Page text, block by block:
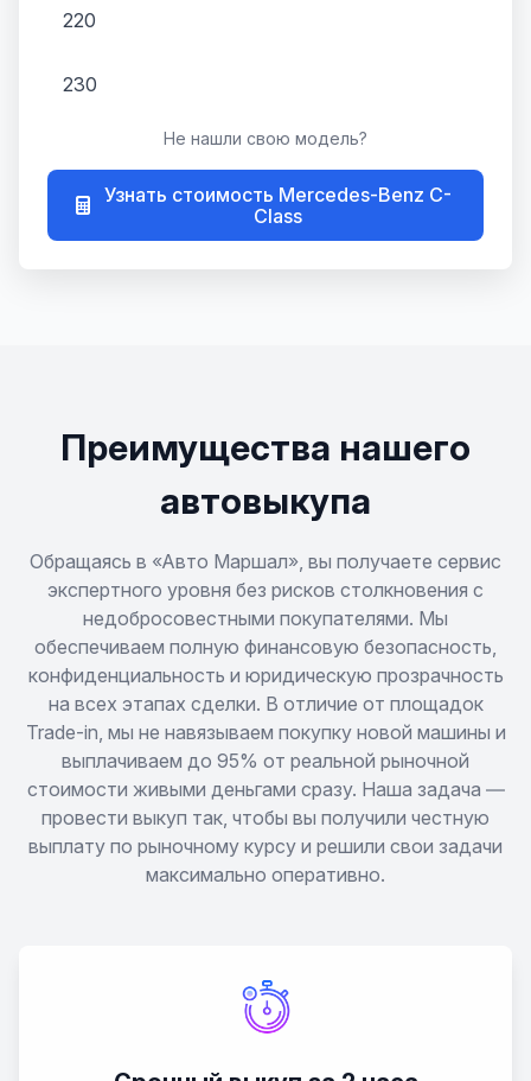
220
230
250
260
500
A 140
A 150
A 160
A 170
A 180
Не нашли свою модель?
Узнать стоимость Mercedes-Benz C-
Class
Преимущества нашего
автовыкупа
Обращаясь в «Авто Маршал», вы получаете сервис
экспертного уровня без рисков столкновения с
недобросовестными покупателями. Мы
обеспечиваем полную финансовую безопасность,
конфиденциальность и юридическую прозрачность
на всех этапах сделки. В отличие от площадок
Trade-in, мы не навязываем покупку новой машины и
выплачиваем до 95% от реальной рыночной
стоимости живыми деньгами сразу. Наша задача —
провести выкуп так, чтобы вы получили честную
выплату по рыночному курсу и решили свои задачи
максимально оперативно.